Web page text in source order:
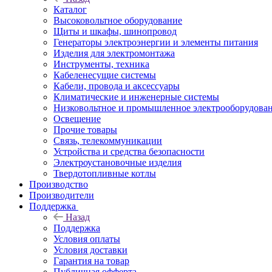
Каталог
Высоковольтное оборудование
Щиты и шкафы, шинопровод
Генераторы электроэнергии и элементы питания
Изделия для электромонтажа
Инструменты, техника
Кабеленесущие системы
Кабели, провода и аксессуары
Климатические и инженерные системы
Низковольтное и промышленное
Освещение
Прочие товары
Связь, телекоммуникации
Устройства и средства безопасности
Электроустановочные изделия
Твердотопливные котлы
Производство
Производители
Поддержка
Назад
Поддержка
Условия оплаты
Условия доставки
Гарантия на товар